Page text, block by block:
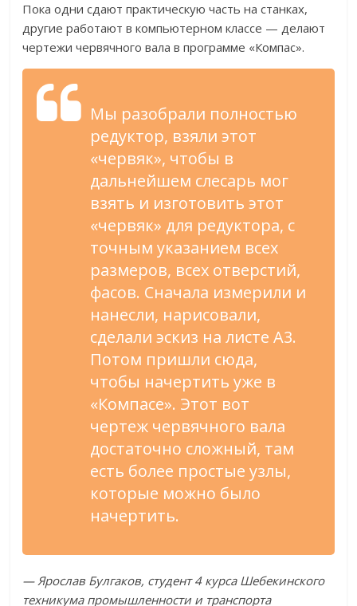
Пока одни сдают практическую часть на станках,
другие работают в компьютерном классе — делают
чертежи червячного вала в программе «Компас».
Мы разобрали полностью
редуктор, взяли этот
«червяк», чтобы в
дальнейшем слесарь мог
взять и изготовить этот
«червяк» для редуктора, с
точным указанием всех
размеров, всех отверстий,
фасов. Сначала измерили и
нанесли, нарисовали,
сделали эскиз на листе А3.
Потом пришли сюда,
чтобы начертить уже в
«Компасе». Этот вот
чертеж червячного вала
достаточно сложный, там
есть более простые узлы,
которые можно было
начертить.
— Ярослав Булгаков, студент 4 курса Шебекинского
техникума промышленности и транспорта